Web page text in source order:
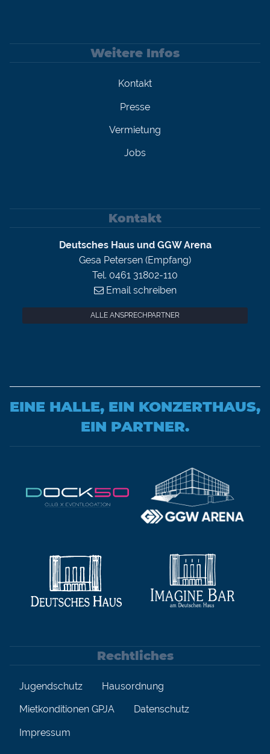
Weitere Infos
Kontakt
Presse
Vermietung
Jobs
Kontakt
Deutsches Haus und GGW Arena
Gesa Petersen (Empfang)
Tel. 0461 31802-110
Email schreiben
ALLE ANSPRECHPARTNER
EINE HALLE, EIN KONZERTHAUS,
EIN PARTNER.
Rechtliches
Jugendschutz Hausordnung
Mietkonditionen GPJA Datenschutz
Impressum